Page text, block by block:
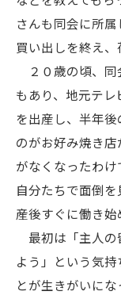
さんも同会に所属
買い出しを終え
２０歳の頃、同
もあり、地元テ
を出産し、半年
のがお好み焼き
がなくなったわ
自分たちで面倒
産後すぐに働き始
最初は「主人の
よう」という気
とが生きがいに